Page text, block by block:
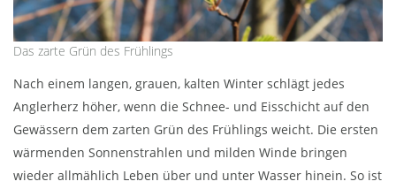
Das zarte Grün des Frühlings
Nach einem langen, grauen, kalten Winter schlägt jedes
Anglerherz höher, wenn die Schnee- und Eisschicht auf den
Gewässern dem zarten Grün des Frühlings weicht. Die ersten
wärmenden Sonnenstrahlen und milden Winde bringen
wieder allmählich Leben über und unter Wasser hinein. So ist